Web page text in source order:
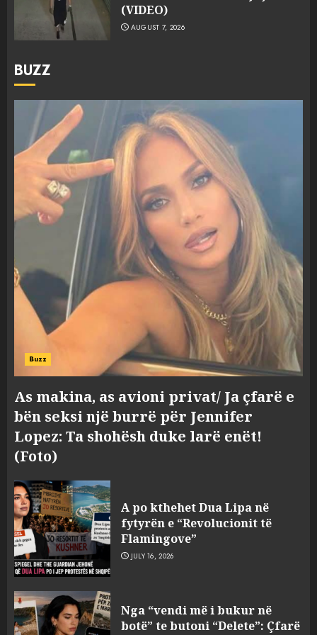
(VIDEO)
AUGUST 7, 2026
BUZZ
Buzz
As makina, as avioni privat/ Ja çfarë e
bën seksi një burrë për Jennifer
Lopez: Ta shohësh duke larë enët!
(Foto)
A po kthehet Dua Lipa në
fytyrën e “Revolucionit të
Flamingove”
JULY 16, 2026
Nga “vendi më i bukur në
botë” te butoni “Delete”: Çfarë
degjeneron në zjarrvënie në
Vlorë, arrestohet 33-vjeçari